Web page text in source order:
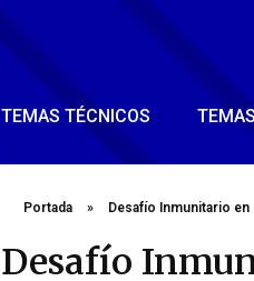
TEMAS TÉCNICOS
Portada » Desafío Inmunitario
Desafío